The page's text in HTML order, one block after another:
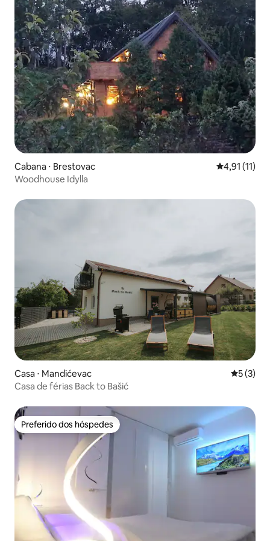
Cabana ⋅ Brestovac 4,91 de uma
4,91 (11)
Woodhouse Idylla
Casa ⋅ Mandićevac 5 de
5 (3)
Casa de férias Back to Bašić
Preferido dos hóspedes
Preferido dos hóspedes